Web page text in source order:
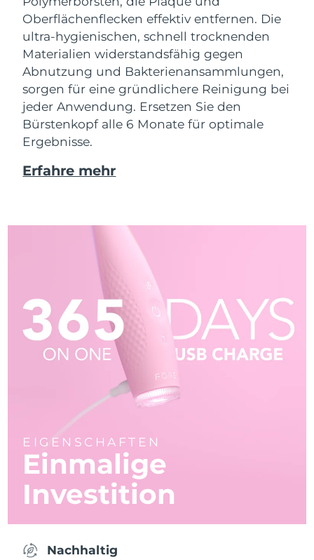
Oberflächenflecken effektiv entfernen. Die
ultra-hygienischen, schnell trocknenden
Materialien widerstandsfähig gegen
Abnutzung und Bakterienansammlungen,
sorgen für eine gründlichere Reinigung bei
jeder Anwendung. Ersetzen Sie den
Bürstenkopf alle 6 Monate für optimale
Ergebnisse.
Erfahre mehr
EIGENSCHAFTEN
Einmalige
Investition
Nachhaltig